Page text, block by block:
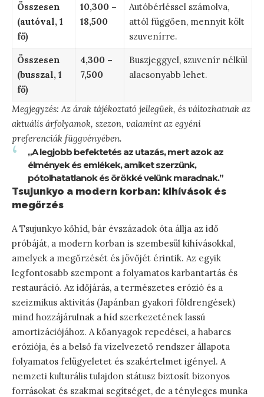
Összesen
(autóval, 1
fő)
10,300 –
18,500
Autóbérléssel számolva,
attól függően, mennyit költ
szuvenírre.
Összesen
(busszal, 1
fő)
4,300 –
7,500
Buszjeggyel, szuvenír nélkül
alacsonyabb lehet.
Megjegyzés: Az árak tájékoztató jellegűek, és változhatnak az
aktuális árfolyamok, szezon, valamint az egyéni
preferenciák függvényében.
„A legjobb befektetés az utazás, mert azok az
élmények és emlékek, amiket szerzünk,
pótolhatatlanok és örökké velünk maradnak.”
Tsujunkyo a modern korban: kihívások és
megőrzés
A Tsujunkyo kőhíd, bár évszázadok óta állja az idő
próbáját, a modern korban is szembesül kihívásokkal,
amelyek a megőrzését és jövőjét érintik. Az egyik
legfontosabb szempont a folyamatos karbantartás és
restauráció. Az időjárás, a természetes erózió és a
szeizmikus aktivitás (Japánban gyakori földrengések)
mind hozzájárulnak a híd szerkezetének lassú
amortizációjához. A kőanyagok repedései, a habarcs
eróziója, és a belső fa vízelvezető rendszer állapota
folyamatos felügyeletet és szakértelmet igényel. A
nemzeti kulturális tulajdon státusz biztosít bizonyos
forrásokat és szakmai segítséget, de a tényleges munka